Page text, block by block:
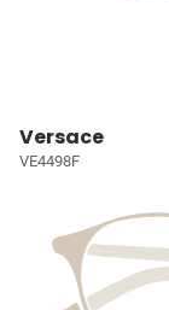
Versace
VE4498F